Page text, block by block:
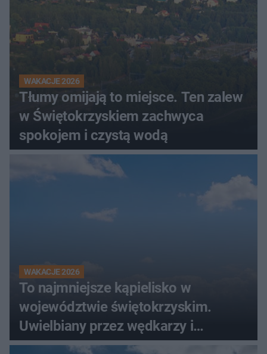
WAKACJE 2026
Tłumy omijają to miejsce. Ten zalew
w Świętokrzyskiem zachwyca
spokojem i czystą wodą
WAKACJE 2026
To najmniejsze kąpielisko w
województwie świętokrzyskim.
Uwielbiany przez wędkarzy i
turystów